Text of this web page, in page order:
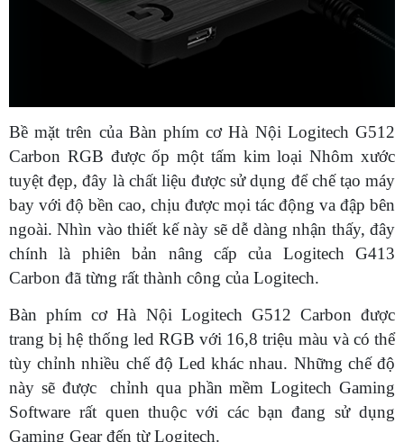
Bề mặt trên của Bàn phím cơ Hà Nội Logitech G512
Carbon RGB được ốp một tấm kim loại Nhôm xước
tuyệt đẹp, đây là chất liệu được sử dụng để chế tạo máy
bay với độ bền cao, chịu được mọi tác động va đập bên
ngoài. Nhìn vào thiết kế này sẽ dễ dàng nhận thấy, đây
chính là phiên bản nâng cấp của Logitech G413
Carbon đã từng rất thành công của Logitech.
Bàn phím cơ Hà Nội Logitech G512 Carbon được
trang bị hệ thống led RGB với 16,8 triệu màu và có thể
tùy chỉnh nhiều chế độ Led khác nhau. Những chế độ
này sẽ được chỉnh qua phần mềm Logitech Gaming
Software rất quen thuộc với các bạn đang sử dụng
Gaming Gear đến từ Logitech.